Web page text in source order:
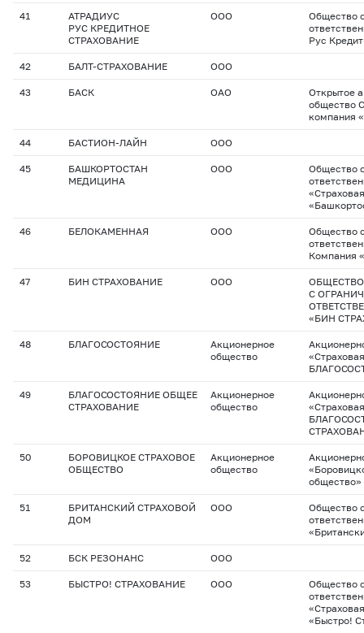
41
АТРАДИУС
РУС КРЕДИТНОЕ
СТРАХОВАНИЕ
ООО
Общество
Рус
42 БАЛТ-СТРАХОВАНИЕ ООО
43 БАСК ОАО
Открытое
общество
компания
44 БАСТИОН-ЛАЙН ООО
45
БАШКОРТОСТАН
МЕДИЦИНА
ООО
Общество
46 БЕЛОКАМЕННАЯ ООО
Общество
Компания
47 БИН СТРАХОВАНИЕ ООО
ОБЩЕСТВО
С
«БИН
48 БЛАГОСОСТОЯНИЕ
Акционерное
общество
49
БЛАГОСОСТОЯНИЕ ОБЩЕЕ
СТРАХОВАНИЕ
Акционерное
общество
50
БОРОВИЦКОЕ СТРАХОВОЕ
ОБЩЕСТВО
Акционерное
общество
общество»
51
БРИТАНСКИЙ СТРАХОВОЙ
ДОМ
ООО
Общество
52 БСК РЕЗОНАНС ООО
53 БЫСТРО! СТРАХОВАНИЕ ООО
Общество
«Быстро!